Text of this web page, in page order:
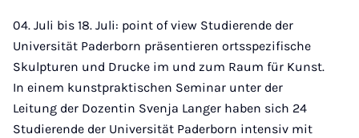
04. Juli bis 18. Juli: point of view Studierende der
Universität Paderborn präsentieren ortsspezifische
Skulpturen und Drucke im und zum Raum für Kunst.
In einem kunstpraktischen Seminar unter der
Leitung der Dozentin Svenja Langer haben sich 24
Studierende der Universität Paderborn intensiv mit